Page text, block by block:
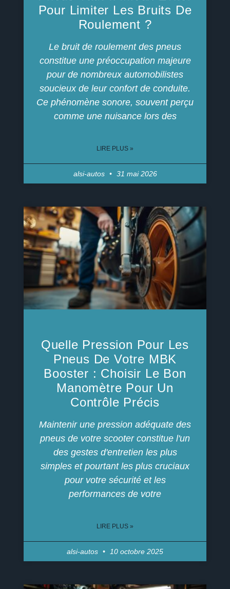
Pour Limiter Les Bruits De
Roulement ?
Le bruit de roulement des pneus
constitue une préoccupation majeure
pour de nombreux automobilistes
soucieux de leur confort de conduite.
Ce phénomène sonore, souvent perçu
comme une nuisance lors des
LIRE PLUS »
alsi-autos 31 mai 2026
Quelle Pression Pour Les
Pneus De Votre MBK
Booster : Choisir Le Bon
Manomètre Pour Un
Contrôle Précis
Maintenir une pression adéquate des
pneus de votre scooter constitue l'un
des gestes d'entretien les plus
simples et pourtant les plus cruciaux
pour votre sécurité et les
performances de votre
LIRE PLUS »
alsi-autos 10 octobre 2025